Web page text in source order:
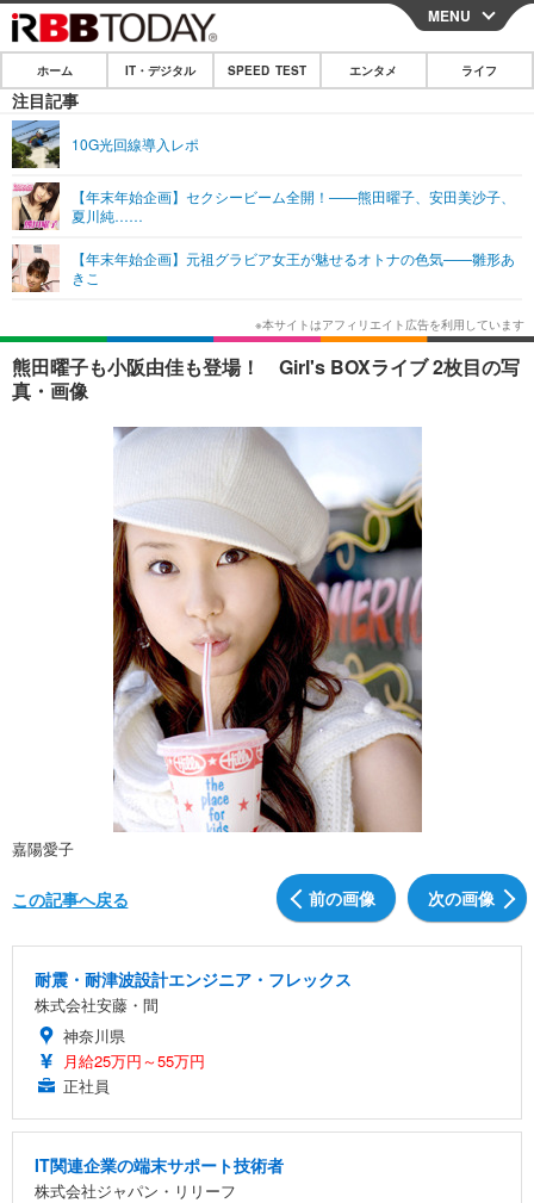
CLOSE
ホーム
IT・デジタル
ネタ
ショッピング その他
SPEED TEST
エンタメ
エンタメTOP
韓国・芸能
音楽 スポーツ
その他
ライフ
ライフTOP グルメ
ペット ショッピング
その他
リリース一覧
プッシュ通知の停止方法
MENU
ホーム IT・デジタル SPEED TEST エンタメ ライフ
注目記事
10G光回線導入レポ
【年末年始企画】セクシービーム全開！——熊田曜子、安田美沙子、
夏川純……
【年末年始企画】元祖グラビア女王が魅せるオトナの色気——雛形あ
きこ
熊田曜子も小阪由佳も登場！ Girl's BOXライブ 2枚目の写
真・画像
嘉陽愛子
前の画像 次の画像
この記事へ戻る
耐震・耐津波設計エンジニア・フレックス
株式会社安藤・間
神奈川県
月給25万円～55万円
正社員
IT関連企業の端末サポート技術者
株式会社ジャパン・リリーフ